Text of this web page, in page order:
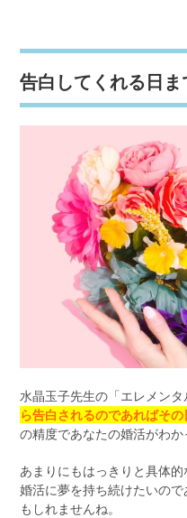
告白してくれる日
水晶玉子先生の「エレメンタ
ら告白されるのであればそ
の精度であなたの婚活がわか
あまりにもはっきりと具体的
婚活に夢を持ち続けたいの
もしれませんね。